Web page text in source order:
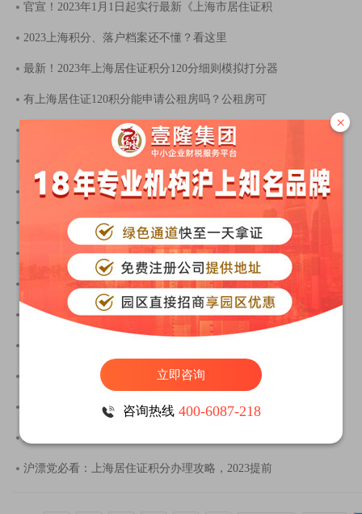
官宣！2023年1月1日起实行最新《上海市居住证积
2023上海积分、落户档案还不懂？看这里
最新！2023年上海居住证积分120分细则模拟打分器
有上海居住证120积分能申请公租房吗？公租房可
2023上海居住证积分120分积分方案，上海居住证积
上海居住证积分申请材料四大类汇总，2023上海积
2023上海积分120分细则，上海居住证积分审核通过
抓紧办理！非沪籍家长没有上海居住证和积分，
上海居住证积分申请流程细则,上海居住证积分
上海居住证积分申请材料2023，积分办理必备清单
上海户口有什么好处和福利？2023上海入户优势最
非沪籍在上海买房子，需要上海居住证积分120吗
上海积分入学需要什么条件？2023年孩子上学家长
上海积分120分细则即将更新，看看你的积分有多
沪漂党必看：上海居住证积分办理攻略，2023提前
×
立即咨询
咨询热线 400-6087-218